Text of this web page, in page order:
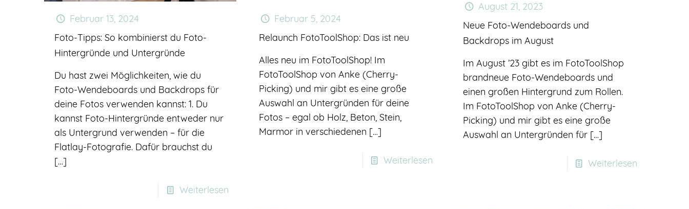
Februar 13, 2024
Foto-Tipps: So kombinierst du Foto-
Hintergründe und Untergründe
Du hast zwei Möglichkeiten, wie du
Foto-Wendeboards und Backdrops für
deine Fotos verwenden kannst: 1. Du
kannst Foto-Hintergründe entweder nur
als Untergrund verwenden – für die
Flatlay-Fotografie. Dafür brauchst du
[…]
Weiterlesen
Februar 5, 2024
Relaunch FotoToolShop: Das ist neu
Alles neu im FotoToolShop! Im
FotoToolShop von Anke (Cherry-
Picking) und mir gibt es eine große
Auswahl an Untergründen für deine
Fotos – egal ob Holz, Beton, Stein,
Marmor in verschiedenen […]
Weiterlesen
August 21, 2023
Neue Foto-Wendeboards und
Backdrops im August
Im August ’23 gibt es im FotoToolShop
brandneue Foto-Wendeboards und
einen großen Hintergrund zum Rollen.
Im FotoToolShop von Anke (Cherry-
Picking) und mir gibt es eine große
Auswahl an Untergründen für […]
Weiterlesen